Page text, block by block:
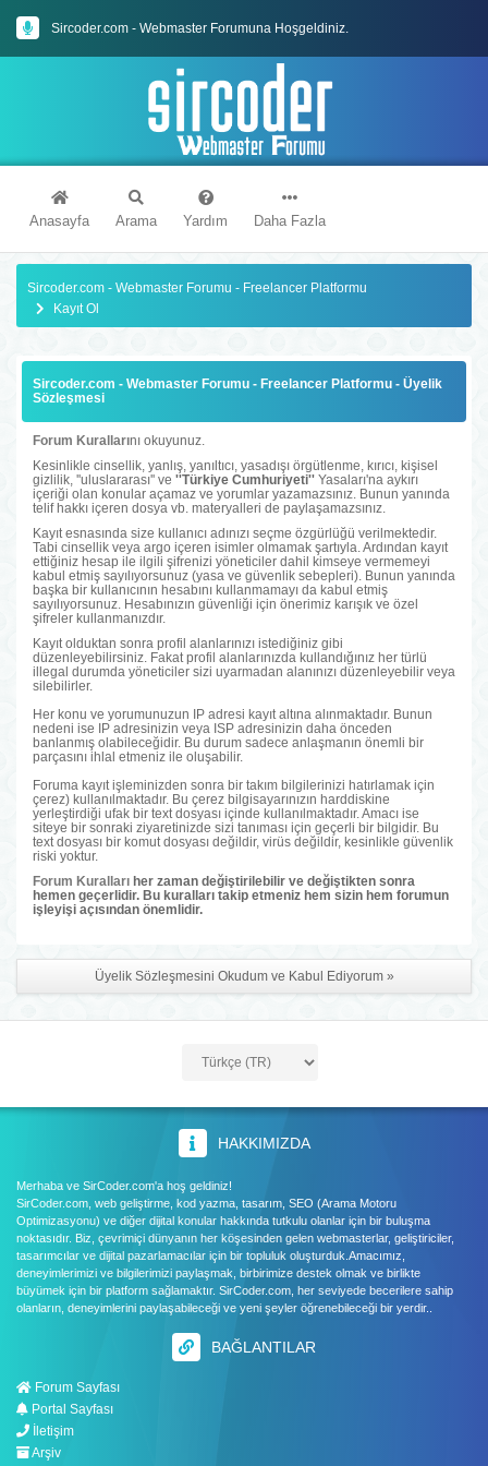
Sircoder.com - Webmaster Forumuna Hoşgeldiniz.
Sircoder.com Webmaster Forumu Kuralları
Anasayfa Arama Yardım Daha Fazla
Sircoder.com - Webmaster Forumu - Freelancer Platformu
Kayıt Ol
Sircoder.com - Webmaster Forumu - Freelancer Platformu - Üyelik
Sözleşmesi
Forum Kurallarını okuyunuz.
Kesinlikle cinsellik, yanlış, yanıltıcı, yasadışı örgütlenme, kırıcı, kişisel
gizlilik, ''uluslararası'' ve ''Türkiye Cumhuriyeti'' Yasaları'na aykırı
içeriği olan konular açamaz ve yorumlar yazamazsınız. Bunun yanında
telif hakkı içeren dosya vb. materyalleri de paylaşamazsınız.
Kayıt esnasında size kullanıcı adınızı seçme özgürlüğü verilmektedir.
Tabi cinsellik veya argo içeren isimler olmamak şartıyla. Ardından kayıt
ettiğiniz hesap ile ilgili şifrenizi yöneticiler dahil kimseye vermemeyi
kabul etmiş sayılıyorsunuz (yasa ve güvenlik sebepleri). Bunun yanında
başka bir kullanıcının hesabını kullanmamayı da kabul etmiş
sayılıyorsunuz. Hesabınızın güvenliği için önerimiz karışık ve özel
şifreler kullanmanızdır.
Kayıt olduktan sonra profil alanlarınızı istediğiniz gibi
düzenleyebilirsiniz. Fakat profil alanlarınızda kullandığınız her türlü
illegal durumda yöneticiler sizi uyarmadan alanınızı düzenleyebilir veya
silebilirler.
Her konu ve yorumunuzun IP adresi kayıt altına alınmaktadır. Bunun
nedeni ise IP adresinizin veya ISP adresinizin daha önceden
banlanmış olabileceğidir. Bu durum sadece anlaşmanın önemli bir
parçasını ihlal etmeniz ile oluşabilir.
Foruma kayıt işleminizden sonra bir takım bilgilerinizi hatırlamak için
çerez) kullanılmaktadır. Bu çerez bilgisayarınızın harddiskine
yerleştirdiği ufak bir text dosyası içinde kullanılmaktadır. Amacı ise
siteye bir sonraki ziyaretinizde sizi tanıması için geçerli bir bilgidir. Bu
text dosyası bir komut dosyası değildir, virüs değildir, kesinlikle güvenlik
riski yoktur.
Forum Kuralları her zaman değiştirilebilir ve değiştikten sonra
hemen geçerlidir. Bu kuralları takip etmeniz hem sizin hem forumun
işleyişi açısından önemlidir.
HAKKIMIZDA
Merhaba ve SirCoder.com'a hoş geldiniz!
SirCoder.com, web geliştirme, kod yazma, tasarım, SEO (Arama Motoru
Optimizasyonu) ve diğer dijital konular hakkında tutkulu olanlar için bir buluşma
noktasıdır. Biz, çevrimiçi dünyanın her köşesinden gelen webmasterlar, geliştiriciler,
tasarımcılar ve dijital pazarlamacılar için bir topluluk oluşturduk.Amacımız,
deneyimlerimizi ve bilgilerimizi paylaşmak, birbirimize destek olmak ve birlikte
büyümek için bir platform sağlamaktır. SirCoder.com, her seviyede becerilere sahip
olanların, deneyimlerini paylaşabileceği ve yeni şeyler öğrenebileceği bir yerdir..
BAĞLANTILAR
Forum Sayfası
Portal Sayfası
İletişim
Arşiv